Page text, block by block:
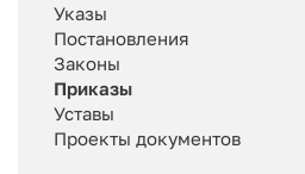
Указы
Постановления
Законы
Приказы
Уставы
Проекты документов